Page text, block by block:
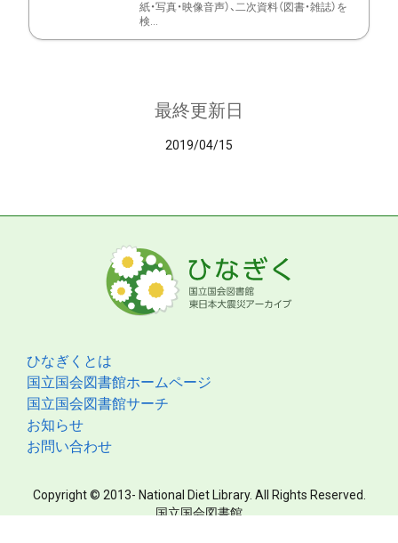
紙・写真・映像音声）、二次資料（図書・雑誌）を
検...
最終更新日
2019/04/15
ひなぎくとは
国立国会図書館ホームページ
国立国会図書館サーチ
お知らせ
お問い合わせ
Copyright © 2013- National Diet Library. All Rights Reserved.